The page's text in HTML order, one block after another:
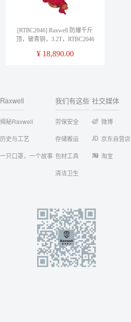
[RTBC2046] Raxwell 防爆千斤
顶，铍青铜，3.2T，RTBC2046
¥ 18,890.00
Raxwell
揭秘Raxwell
历史与工艺
一只口罩，一个故事
我们有这些
劳保安全
存储搬运
包材工具
清洁卫生
社交媒体
微博
京东自营店
淘宝